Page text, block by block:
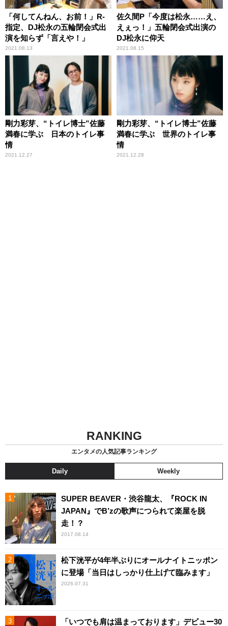
「何してんねん、お前！」R-
指定、DJ松永の五輪閉会式出
演を知らず「言えや！」
2021.08.13
佐久間P「今度は松永……え、
えぇっ！」五輪閉会式出演の
DJ松永に仰天
2021.08.15
剛力彩芽、“トイレ博士”佐藤
満春に学ぶ 日本のトイレ事
情
2021.12.27
剛力彩芽、“トイレ博士”佐藤
満春に学ぶ 世界のトイレ事
情
2021.12.28
RANKING
エンタメの人気記事ランキング
Daily Weekly
SUPER BEAVER・渋谷龍太、『ROCK IN
JAPAN』でB’zの歌声につられて楽屋を脱
走！？
2017.08.14
松下洸平が4年半ぶりにオールナイトニッポン
に登場「当日はしっかり仕上げて臨みます」
2026.07.31
「いつでも肩は温まっております」デビュー30